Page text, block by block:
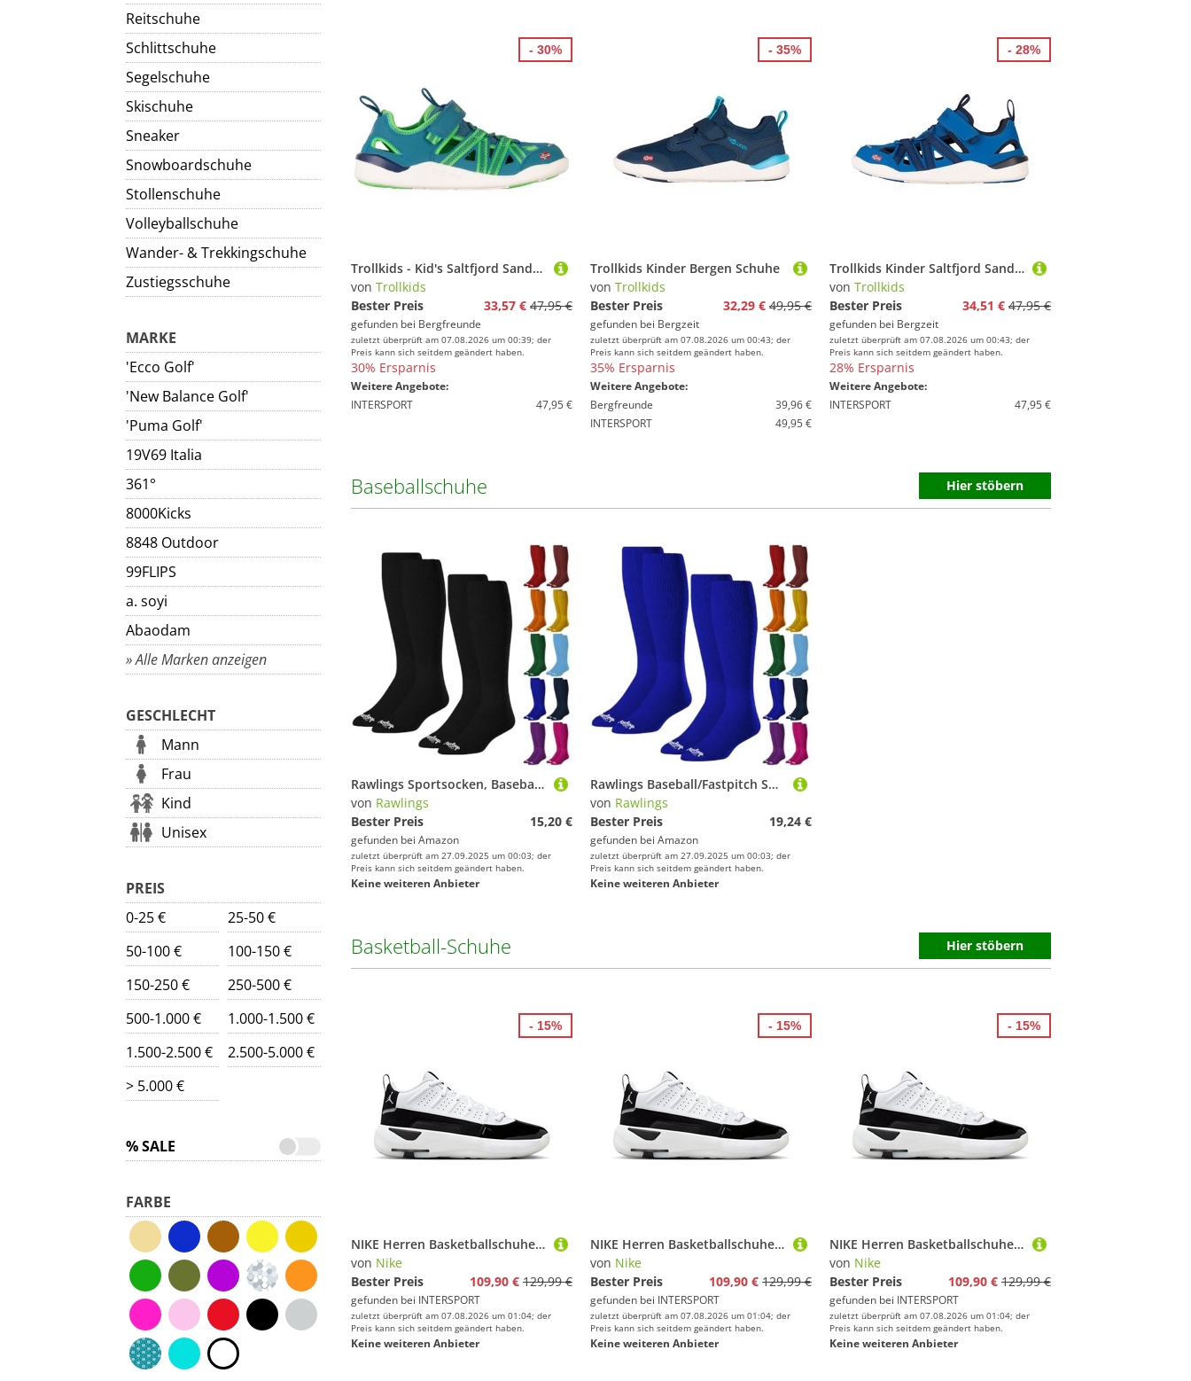
Reitschuhe
Schlittschuhe
Segelschuhe
Skischuhe
Sneaker
Snowboardschuhe
Stollenschuhe
Volleyballschuhe
Wander- & Trekkingschuhe
Zustiegsschuhe
MARKE
'Ecco Golf'
'New Balance Golf'
'Puma Golf'
19V69 Italia
361°
8000Kicks
8848 Outdoor
99FLIPS
a. soyi
Abaodam
» Alle Marken anzeigen
GESCHLECHT
Mann
Frau
Kind
Unisex
PREIS
0-25 €
25-50 €
50-100 €
100-150 €
150-250 €
250-500 €
500-1.000 €
1.000-1.500 €
1.500-2.500 €
2.500-5.000 €
> 5.000 €
% SALE
FARBE
Trollkids - Kid's Saltfjord Sandal - Sandalen Gr 30 türkis
von Trollkids
Bester Preis
33,57 € 47,95 €
gefunden bei Bergfreunde
zuletzt überprüft am 07.08.2026 um 00:39; der
Preis kann sich seitdem geändert haben.
30% Ersparnis
Weitere Angebote:
INTERSPORT
47,95 €
- 30%
Trollkids Kinder Bergen Schuhe
von Trollkids
Bester Preis
32,29 € 49,95 €
gefunden bei Bergzeit
zuletzt überprüft am 07.08.2026 um 00:43; der
Preis kann sich seitdem geändert haben.
35% Ersparnis
Weitere Angebote:
Bergfreunde
39,96 €
INTERSPORT
49,95 €
- 35%
Trollkids Kinder Saltfjord Sandale
von Trollkids
Bester Preis
34,51 € 47,95 €
gefunden bei Bergzeit
zuletzt überprüft am 07.08.2026 um 00:43; der
Preis kann sich seitdem geändert haben.
28% Ersparnis
Weitere Angebote:
INTERSPORT
47,95 €
- 28%
Baseballschuhe Hier stöbern
Rawlings Sportsocken, Baseball/Softball, 2 Paar, mehrere Größen/Farben
von Rawlings
Bester Preis
15,20 €
gefunden bei Amazon
zuletzt überprüft am 27.09.2025 um 00:03; der
Preis kann sich seitdem geändert haben.
Keine weiteren Anbieter
Rawlings Baseball/Fastpitch Softball-Socken, 2 Paar, verschiedene Größen/Farben
von Rawlings
Bester Preis
19,24 €
gefunden bei Amazon
zuletzt überprüft am 27.09.2025 um 00:03; der
Preis kann sich seitdem geändert haben.
Keine weiteren Anbieter
Basketball-Schuhe Hier stöbern
NIKE Herren Basketballschuhe Jordan Max Aura 7 Men's Shoes
von Nike
Bester Preis
109,90 € 129,99 €
gefunden bei INTERSPORT
zuletzt überprüft am 07.08.2026 um 01:04; der
Preis kann sich seitdem geändert haben.
Keine weiteren Anbieter
- 15%
NIKE Herren Basketballschuhe Jordan Max Aura 7 Men's Shoes
von Nike
Bester Preis
109,90 € 129,99 €
gefunden bei INTERSPORT
zuletzt überprüft am 07.08.2026 um 01:04; der
Preis kann sich seitdem geändert haben.
Keine weiteren Anbieter
- 15%
NIKE Herren Basketballschuhe Jordan Max Aura 7 Men's Shoes
von Nike
Bester Preis
109,90 € 129,99 €
gefunden bei INTERSPORT
zuletzt überprüft am 07.08.2026 um 01:04; der
Preis kann sich seitdem geändert haben.
Keine weiteren Anbieter
- 15%